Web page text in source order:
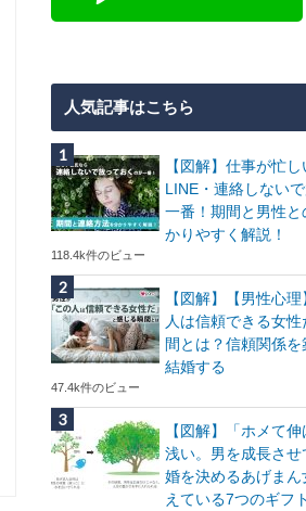
人気記事はこちら
【図解】仕事が忙
LINE・連絡しない
一番！期間と男性
かりやすく解説！
118.4k件のビュー
【図解】【男性心
人は信頼できる女
間とは？信頼関係を
結婚する
47.4k件のビュー
【図解】「ホメて
浅い。男を成長さ
婚を決めるあげま
えている7つのギフト